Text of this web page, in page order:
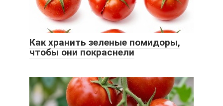
Как хранить зеленые помидоры,
чтобы они покраснели